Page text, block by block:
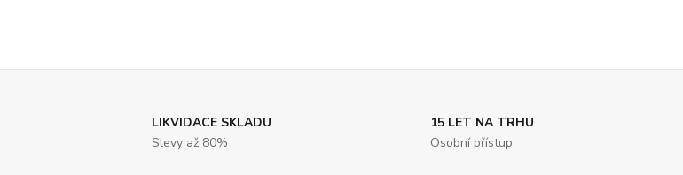
LIKVIDACE SKLADU
Slevy až 80%
15 LET NA TRHU
Osobní přístup